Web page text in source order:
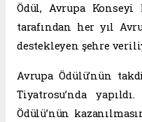
Ödül, Avrupa Konseyi
tarafından her yıl
destekleyen şehre
Avrupa Ödülü’nün
Tiyatrosu’nda
Ödülü’nün